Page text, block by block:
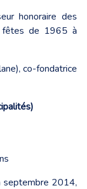
honoraire des
fêtes de 1965 à
co-fondatrice
septembre 2014,